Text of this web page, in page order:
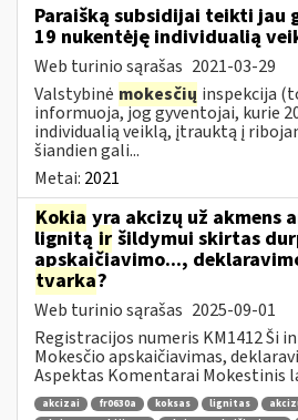
Paraišką subsidijai teikti jau
19 nukentėję individualią
Web turinio sąrašas 2021-03-29
Valstybinė mokesčių inspekcija
informuoja, jog gyventojai, kurie
individualią veiklą, įtrauktą į
šiandien gali...
Metai: 2021
Kokia yra akcizų už akmens
lignitą ir šildymui skirtas
apskaičiavimo...,
tvarka?
Web turinio sąrašas 2025-09-01
Registracijos numeris KM1412 Ši
Mokesčio apskaičiavimas,
Aspektas Komentarai Mokestinis
akcizai fr0630a koksas lignitas